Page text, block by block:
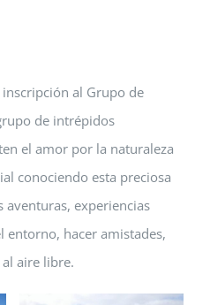
al Grupo de
de intrépidos
el amor por la naturaleza
conociendo esta preciosa
aventuras, experiencias
entorno, hacer amistades,
aire libre.